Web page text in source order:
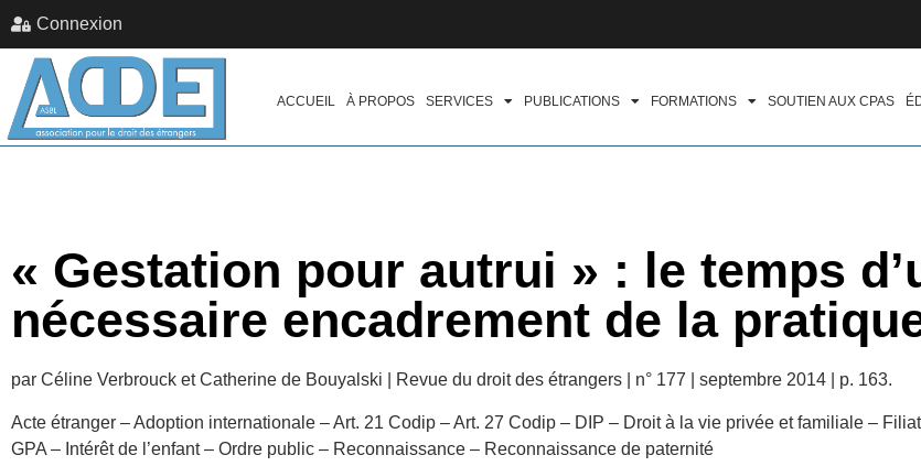
Connexion
ACCUEIL À PROPOS SERVICES PUBLICATIONS FORMATIONS SOUTIEN AUX CPAS
« Gestation pour autrui » : le temps
nécessaire encadrement de la
par Céline Verbrouck et Catherine de Bouyalski | Revue du droit des étrangers | n° 177 | septembre 2014 | p. 163.
Acte étranger – Adoption internationale – Art. 21 Codip – Art. 27 Codip – DIP – Droit à la vie privée et familiale –
GPA – Intérêt de l’enfant – Ordre public – Reconnaissance – Reconnaissance de paternité